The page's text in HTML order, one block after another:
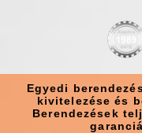
Egyedi
kivitelezése és
Berendezések